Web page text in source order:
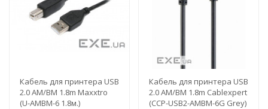
Кабель для принтера USB
2.0 AM/BM 1.8m Maxxtro
(U-AMBM-6 1.8м.)
Кабель для принтера USB
2.0 AM/BM 1.8m Cablexpert
(CCP-USB2-AMBM-6G Grey)